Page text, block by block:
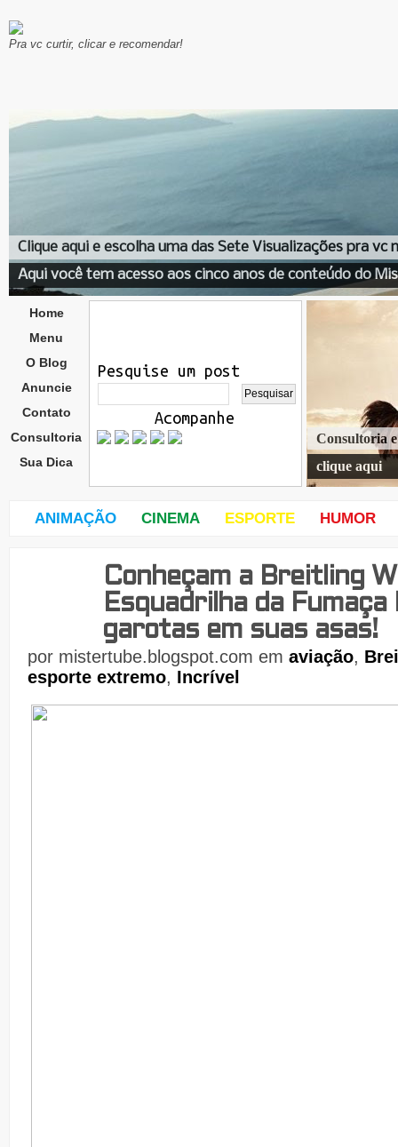
Pra vc curtir, clicar e recomendar!
Clique aqui e escolha uma das Sete Visualizações pra vc
Aqui você tem acesso aos cinco anos de conteúdo do
Home
Menu
O Blog
Anuncie
Contato
Consultoria
Sua Dica
Pesquise um post
Acompanhe
Consultoria
clique aqui
ANIMAÇÃO CINEMA ESPORTE HUMOR
Conheçam a Breitling
Esquadrilha da Fumaça
garotas em suas asas!
por mistertube.blogspot.com em aviação,
esporte extremo, Incrível